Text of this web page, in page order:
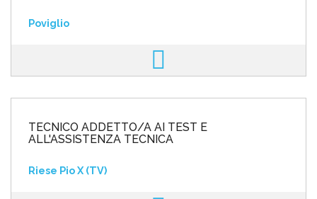
Poviglio
TECNICO ADDETTO/A AI TEST E
ALL'ASSISTENZA TECNICA
Riese Pio X (TV)